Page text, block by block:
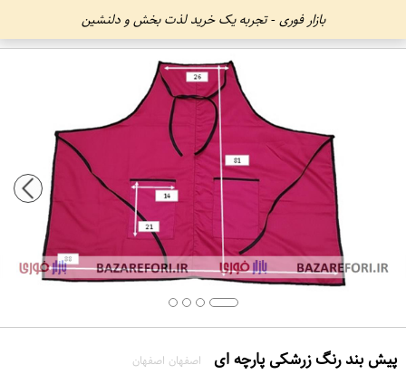
بازار فوری - تجربه یک خرید لذت بخش و دلنشین
پیش بند رنگ زرشکی پارچه ای اصفهان اصفهان